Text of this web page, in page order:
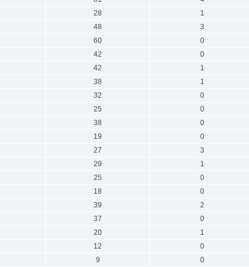
28
1
48
3
60
0
42
0
42
1
38
1
32
0
25
0
38
0
19
0
27
3
29
1
25
0
18
0
39
2
37
0
20
1
12
0
9 0